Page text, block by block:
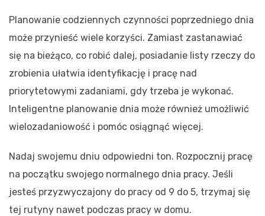
Planowanie codziennych czynności poprzedniego dnia
może przynieść wiele korzyści. Zamiast zastanawiać
się na bieżąco, co robić dalej, posiadanie listy rzeczy do
zrobienia ułatwia identyfikację i pracę nad
priorytetowymi zadaniami, gdy trzeba je wykonać.
Inteligentne planowanie dnia może również umożliwić
wielozadaniowość i pomóc osiągnąć więcej.
Nadaj swojemu dniu odpowiedni ton. Rozpocznij pracę
na początku swojego normalnego dnia pracy. Jeśli
jesteś przyzwyczajony do pracy od 9 do 5, trzymaj się
tej rutyny nawet podczas pracy w domu.